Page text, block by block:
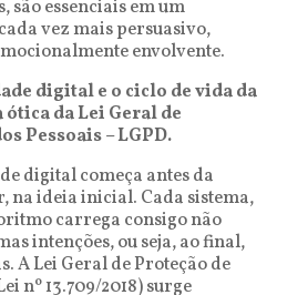
são essenciais em um
vez mais persuasivo,
envolvente.
digital e o ciclo de vida da
da Lei Geral de
Pessoais – LGPD.
digital começa antes da
na ideia inicial. Cada sistema,
carrega consigo não
intenções, ou seja, ao final,
A Lei Geral de Proteção de
nº 13.709/2018) surge